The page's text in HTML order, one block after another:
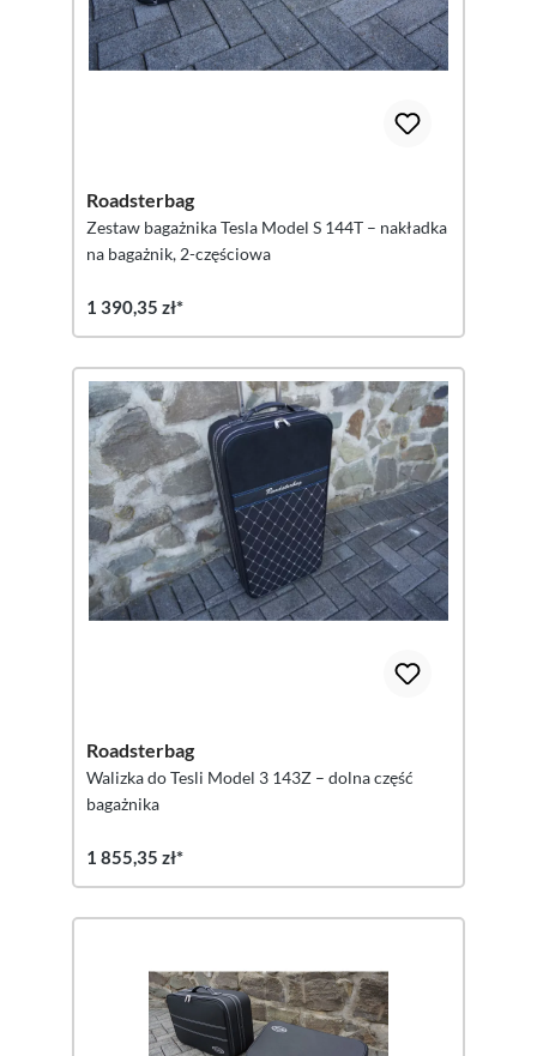
Roadsterbag
Zestaw bagażnika Tesla Model S 144T – nakładka
na bagażnik, 2-częściowa
1 390,35 zł*
Roadsterbag
Walizka do Tesli Model 3 143Z – dolna część
bagażnika
1 855,35 zł*